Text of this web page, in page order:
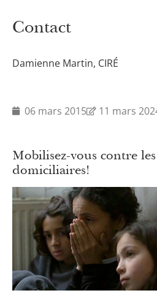
Contact
Damienne Martin, CIRÉ
06 mars 2015 11 mars
Mobilisez-vous contre
domiciliaires!